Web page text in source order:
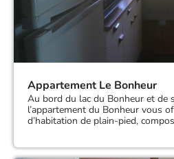
Appartement Le Bonheur
Au bord du lac du Bonheur et de
l’appartement du Bonheur vous
d’habitation de plain-pied,